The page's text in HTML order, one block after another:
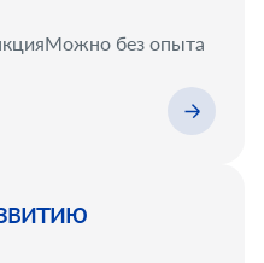
Можно без опыта